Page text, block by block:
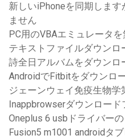
新しいiPhoneを同期しま
ません
PC用のVBAエミュレータ
テキストファイルダウンロ
詩全日アルバムをダウンロ
AndroidでFitbitをダウンロ
ジェーンウェイ免疫生物
Inappbrowserダウンロード
Oneplus 6 usbドライバー
Fusion5 m1001 androidタ